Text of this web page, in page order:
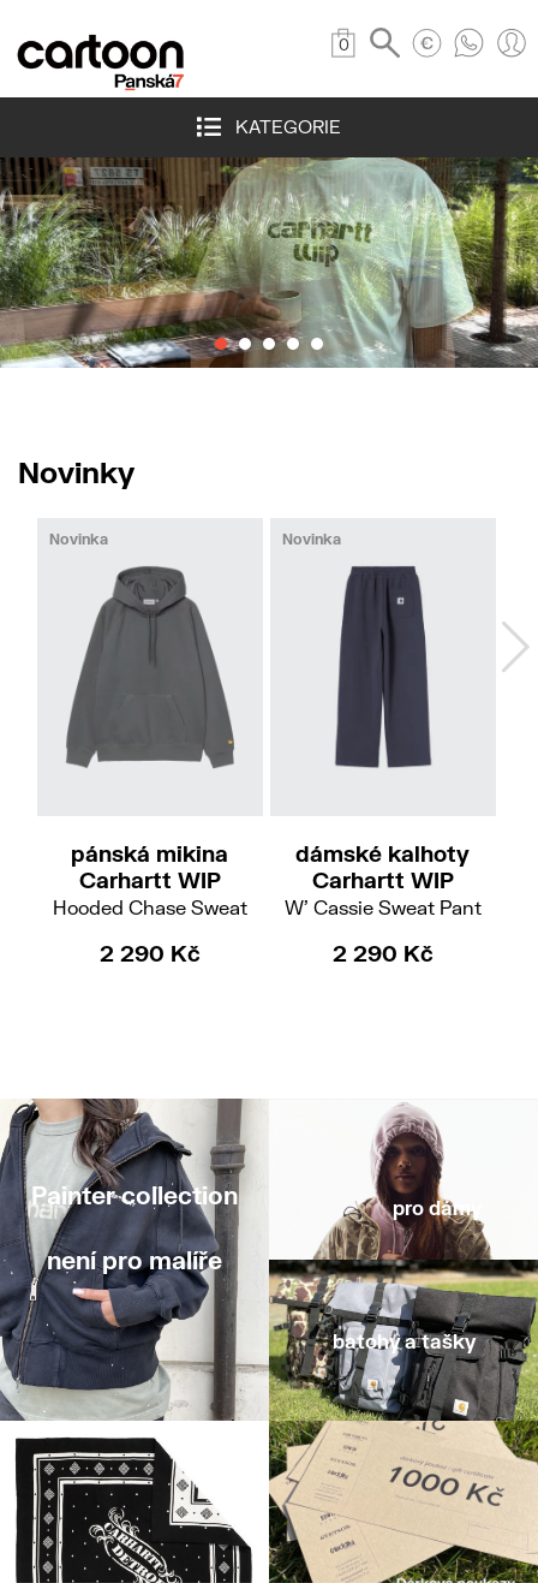
0
KATEGORIE
Novinky
Novinka
pánská mikina
Carhartt WIP
Hooded Chase Sweat
2 290 Kč
Novinka
dámské kalhoty
Carhartt WIP
W' Cassie Sweat Pant
2 290 Kč
Painter collection
není pro malíře
pro dámy
batohy a tašky